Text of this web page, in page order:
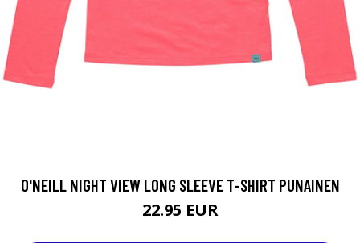
O'NEILL NIGHT VIEW LONG SLEEVE T-SHIRT PUNAINEN
22.95 EUR